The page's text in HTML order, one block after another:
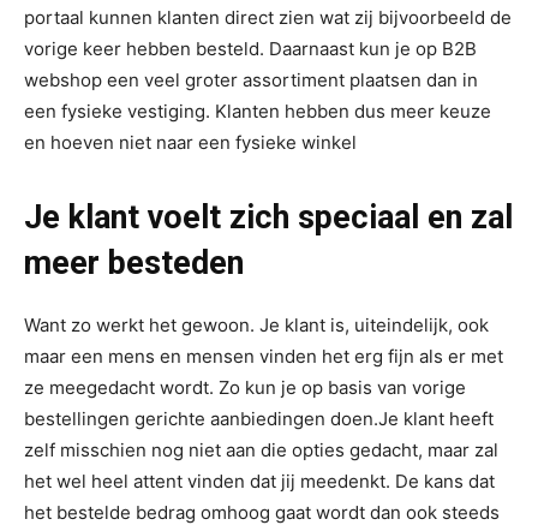
portaal kunnen klanten direct zien wat zij bijvoorbeeld de
vorige keer hebben besteld. Daarnaast kun je op B2B
webshop een veel groter assortiment plaatsen dan in
een fysieke vestiging. Klanten hebben dus meer keuze
en hoeven niet naar een fysieke winkel
Je klant voelt zich speciaal en zal
meer besteden
Want zo werkt het gewoon. Je klant is, uiteindelijk, ook
maar een mens en mensen vinden het erg fijn als er met
ze meegedacht wordt. Zo kun je op basis van vorige
bestellingen gerichte aanbiedingen doen.Je klant heeft
zelf misschien nog niet aan die opties gedacht, maar zal
het wel heel attent vinden dat jij meedenkt. De kans dat
het bestelde bedrag omhoog gaat wordt dan ook steeds